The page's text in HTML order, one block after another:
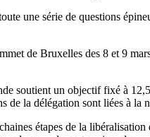
une série de questions
de Bruxelles des 8 et 9
soutient un objectif fixé à
de la délégation sont liées à
étapes de la